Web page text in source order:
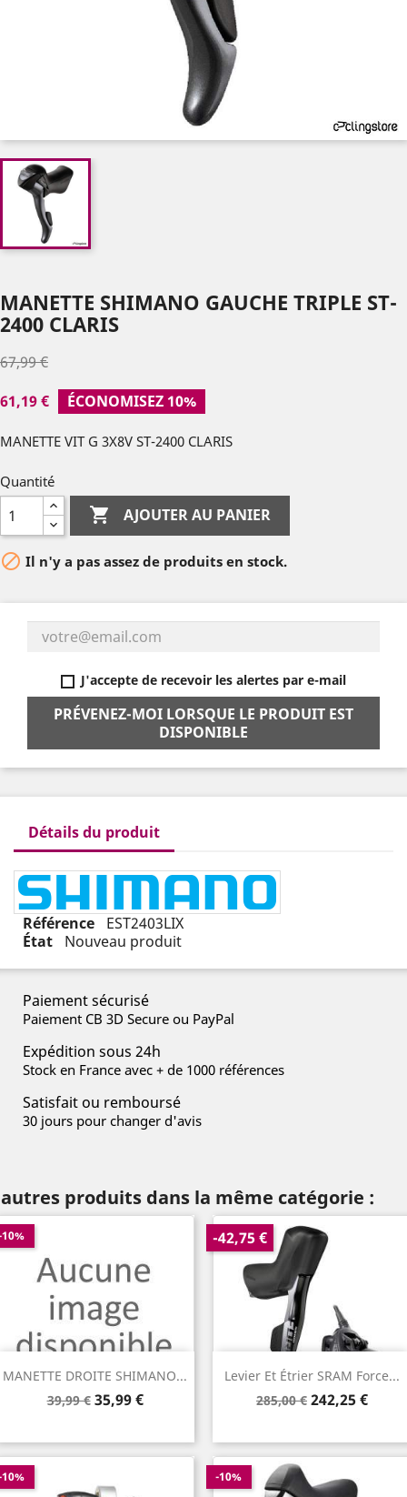
MANETTE SHIMANO GAUCHE TRIPLE ST-
2400 CLARIS
67,99 €
61,19 €
ÉCONOMISEZ 10%
MANETTE VIT G 3X8V ST-2400 CLARIS
Quantité
 AJOUTER AU PANIER
 Il n'y a pas assez de produits en stock.
J'accepte de recevoir les alertes par e-mail
PRÉVENEZ-MOI LORSQUE LE PRODUIT EST
DISPONIBLE
Détails du produit
Référence
EST2403LIX
État
Nouveau produit
Paiement sécurisé
Paiement CB 3D Secure ou PayPal
Expédition sous 24h
Stock en France avec + de 1000 références
Satisfait ou remboursé
30 jours pour changer d'avis
produits dans la même catégorie :
MANETTE DROITE SHIMANO...
Prix
39,99 € Prix
35,99 €
Levier Et Étrier SRAM Force...
Prix
285,00 €
-42,75 €
Prix
242,25 €
-10%